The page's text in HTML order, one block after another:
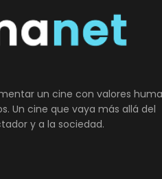
un cine con valores
Un cine que vaya más allá del
y a la sociedad.